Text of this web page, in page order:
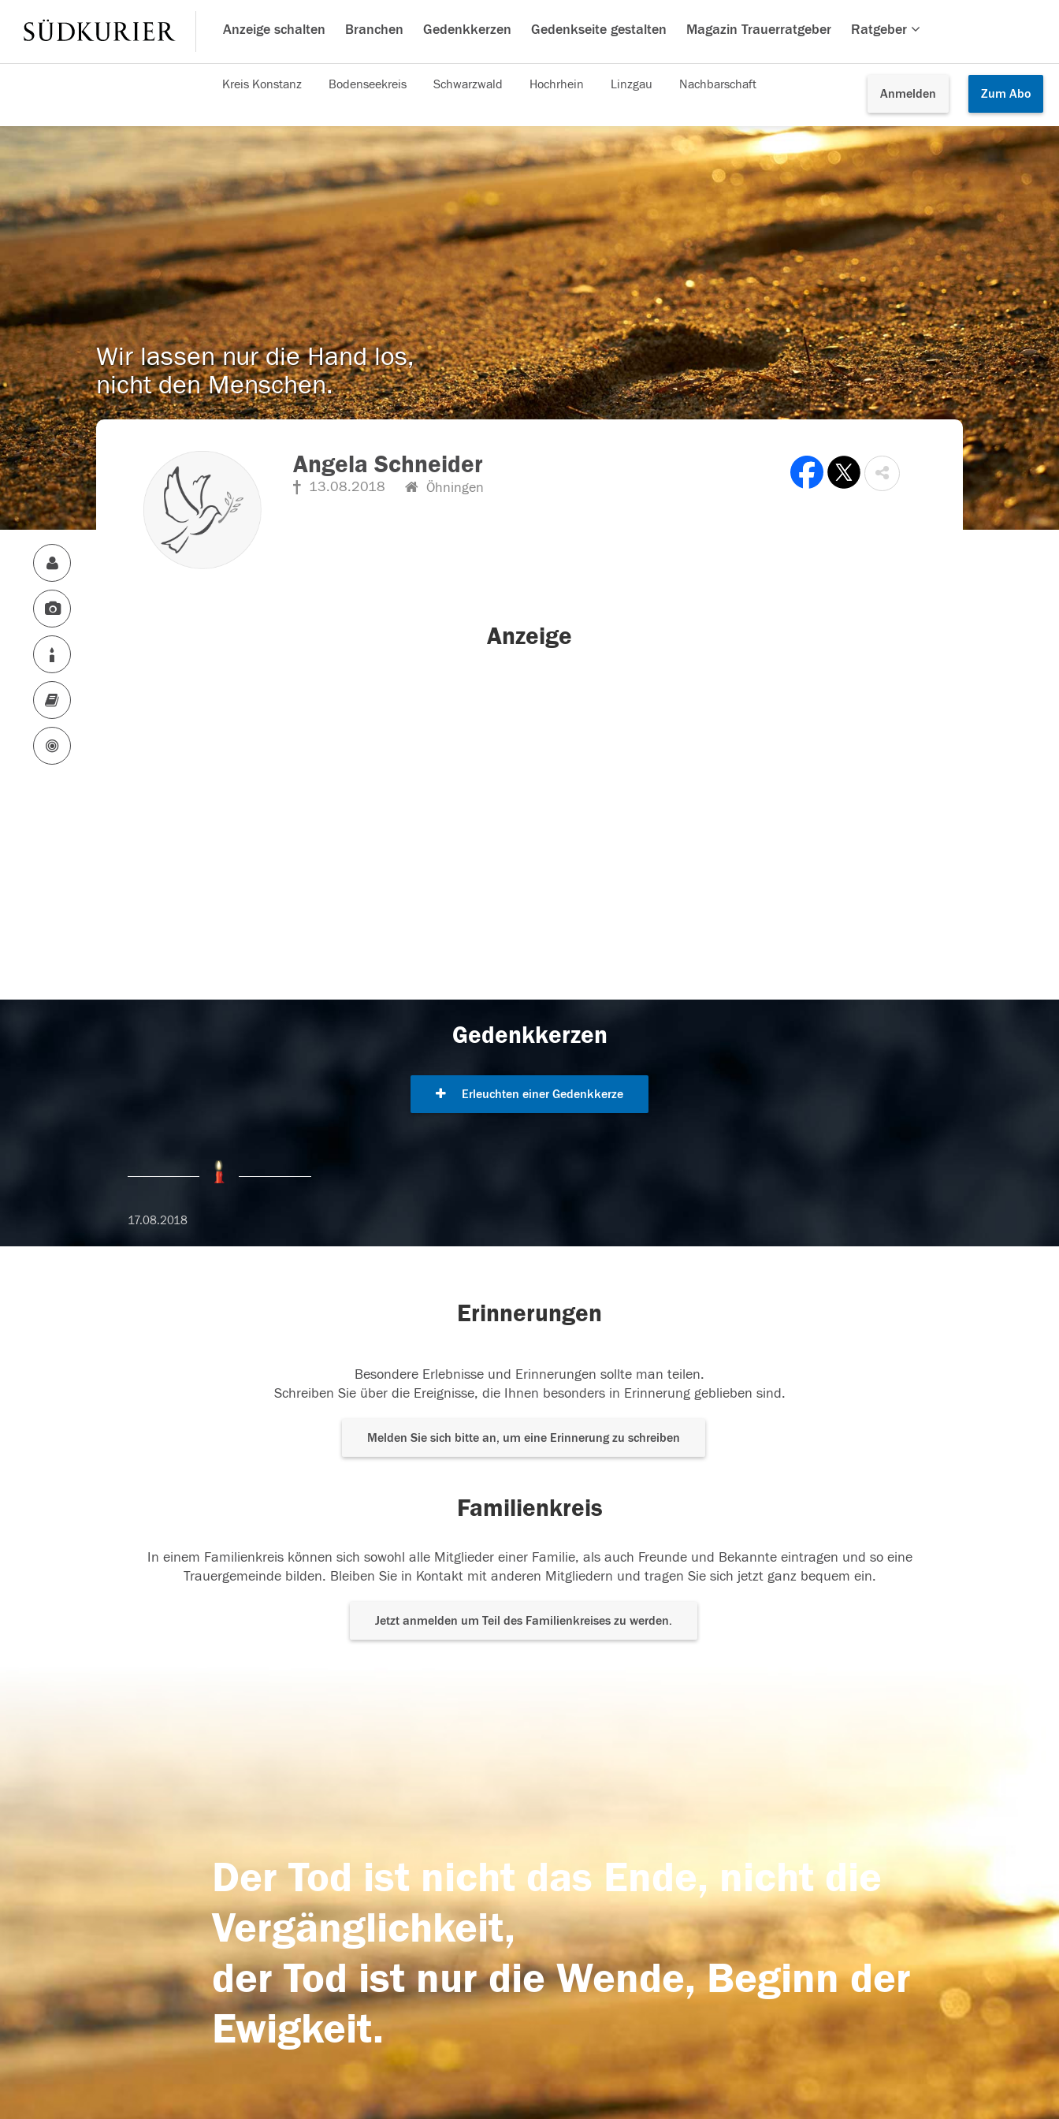
Anzeige schalten Branchen Gedenkkerzen Gedenkseite gestalten Magazin Trauerratgeber Ratgeber
Anmelden Zum Abo
Kreis Konstanz Bodenseekreis Schwarzwald Hochrhein Linzgau Nachbarschaft
Wir lassen nur die Hand los,
nicht den Menschen.
Angela Schneider
13.08.2018 Öhningen
Anzeige
Gedenkkerzen
Erleuchten einer Gedenkkerze
17.08.2018
Erinnerungen
Besondere Erlebnisse und Erinnerungen sollte man teilen.
Schreiben Sie über die Ereignisse, die Ihnen besonders in Erinnerung geblieben sind.
Melden Sie sich bitte an, um eine Erinnerung zu schreiben
Familienkreis
In einem Familienkreis können sich sowohl alle Mitglieder einer Familie, als auch Freunde und Bekannte eintragen und so eine
Trauergemeinde bilden. Bleiben Sie in Kontakt mit anderen Mitgliedern und tragen Sie sich jetzt ganz bequem ein.
Jetzt anmelden um Teil des Familienkreises zu werden.
Der Tod ist nicht das Ende, nicht die
Vergänglichkeit,
der Tod ist nur die Wende, Beginn der
Ewigkeit.